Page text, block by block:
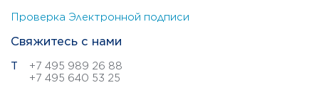
Проверка Электронной подписи
Свяжитесь с нами
Т
+7 495 989 26 88
+7 495 640 53 25